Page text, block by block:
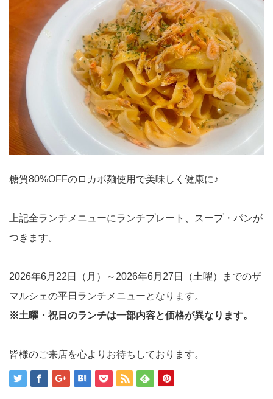
糖質80%OFFのロカボ麺使用で美味しく健康に♪
上記全ランチメニューにランチプレート、スープ・パンが
つきます。
2026年6月22日（月）～2026年6月27日（土曜）までのザ
マルシェの平日ランチメニューとなります。
※土曜・祝日のランチは一部内容と価格が異なります。
皆様のご来店を心よりお待ちしております。